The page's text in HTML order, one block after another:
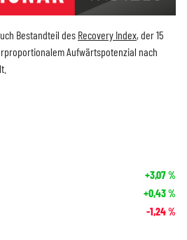
Bestandteil des Recovery Index, der 15
Aufwärtspotenzial nach
+3,07%
+0,43%
-1,24%